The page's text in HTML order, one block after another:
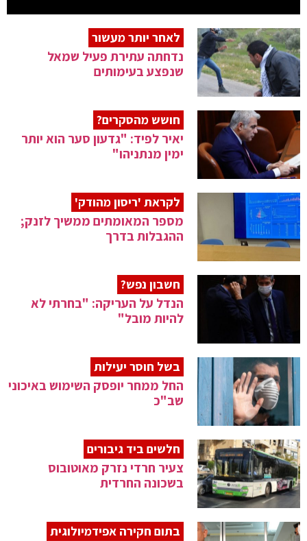
לאחר יותר מעשור
נדחתה עתירת פעיל שמאל
שנפצע בעימותים
חושש מהסקרים?
יאיר לפיד: "גדעון סער הוא יותר
ימין מנתניהו"
לקראת 'ריסון מהודק'
מספר המאומתים ממשיך לזנק;
ההגבלות בדרך
חשבון נפש?
הנדל על העריקה: "בחרתי לא
להיות מובל"
בשל חוסר יעילות
החל ממחר יופסק השימוש באיכוני
שב"כ
חלשים ביד גיבורים
צעיר חרדי נזרק מאוטובוס
בשכונה החרדית
בתום חקירה אפידמיולוגית